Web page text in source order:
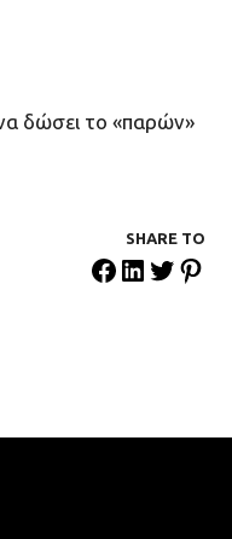
δώσει το «παρών»
SHARE ΤΟ